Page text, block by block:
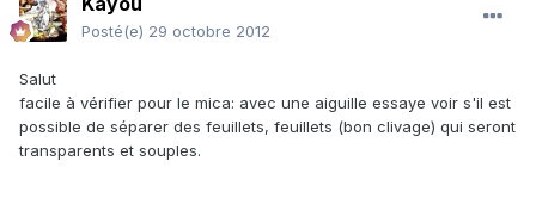
Posté(e) 29 octobre 2012
Salut
facile à vérifier pour le mica: avec une aiguille essaye voir s'il est
possible de séparer des feuillets, feuillets (bon clivage) qui seront
transparents et souples.